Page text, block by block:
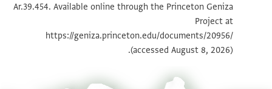
תנאי היתר שימוש בתצלום
Ar.39.454. Available online through the Princeton Geniza
Project at
https://geniza.princeton.edu/documents/20956/
(accessed August 8, 2026).